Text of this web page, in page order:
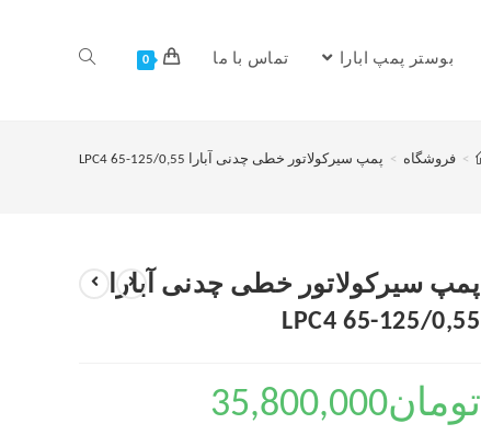
بوستر پمپ ابارا تماس با ما 0
> فروشگاه > پمپ سیرکولاتور خطی چدنی آبارا LPC4 65-125/0,55
پمپ سیرکولاتور خطی چدنی آبارا
LPC4 65-125/0,55
تومان35,800,000